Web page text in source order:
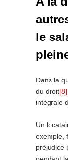
le
Dans la
du droit[8]
intégrale
Un
exemple,
préjudice